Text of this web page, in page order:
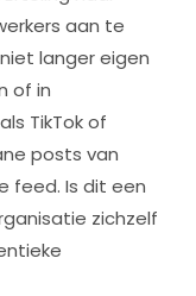
aan te
langer eigen
of in
TikTok of
posts van
feed. Is dit een
zichzelf